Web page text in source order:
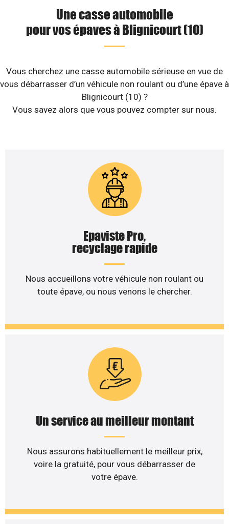
Une casse automobile
pour vos épaves à Blignicourt (10)
Vous cherchez une casse automobile sérieuse en vue de
vous débarrasser d’un véhicule non roulant ou d’une épave à
Blignicourt (10) ?
Vous savez alors que vous pouvez compter sur nous.
Epaviste Pro,
recyclage rapide
Nous accueillons votre véhicule non roulant ou
toute épave, ou nous venons le chercher.
Un service au meilleur montant
Nous assurons habituellement le meilleur prix,
voire la gratuité, pour vous débarrasser de
votre épave.